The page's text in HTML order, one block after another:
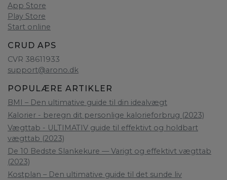
App Store
Play Store
Start online
CRUD APS
CVR 38611933
support@arono.dk
POPULÆRE ARTIKLER
BMI – Den ultimative guide til din idealvægt
Kalorier - beregn dit personlige kalorieforbrug (2023)
Vægttab - ULTIMATIV guide til effektivt og holdbart
vægttab (2023)
De 10 Bedste Slankekure — Varigt og effektivt vægttab
(2023)
Kostplan – Den ultimative guide til det sunde liv